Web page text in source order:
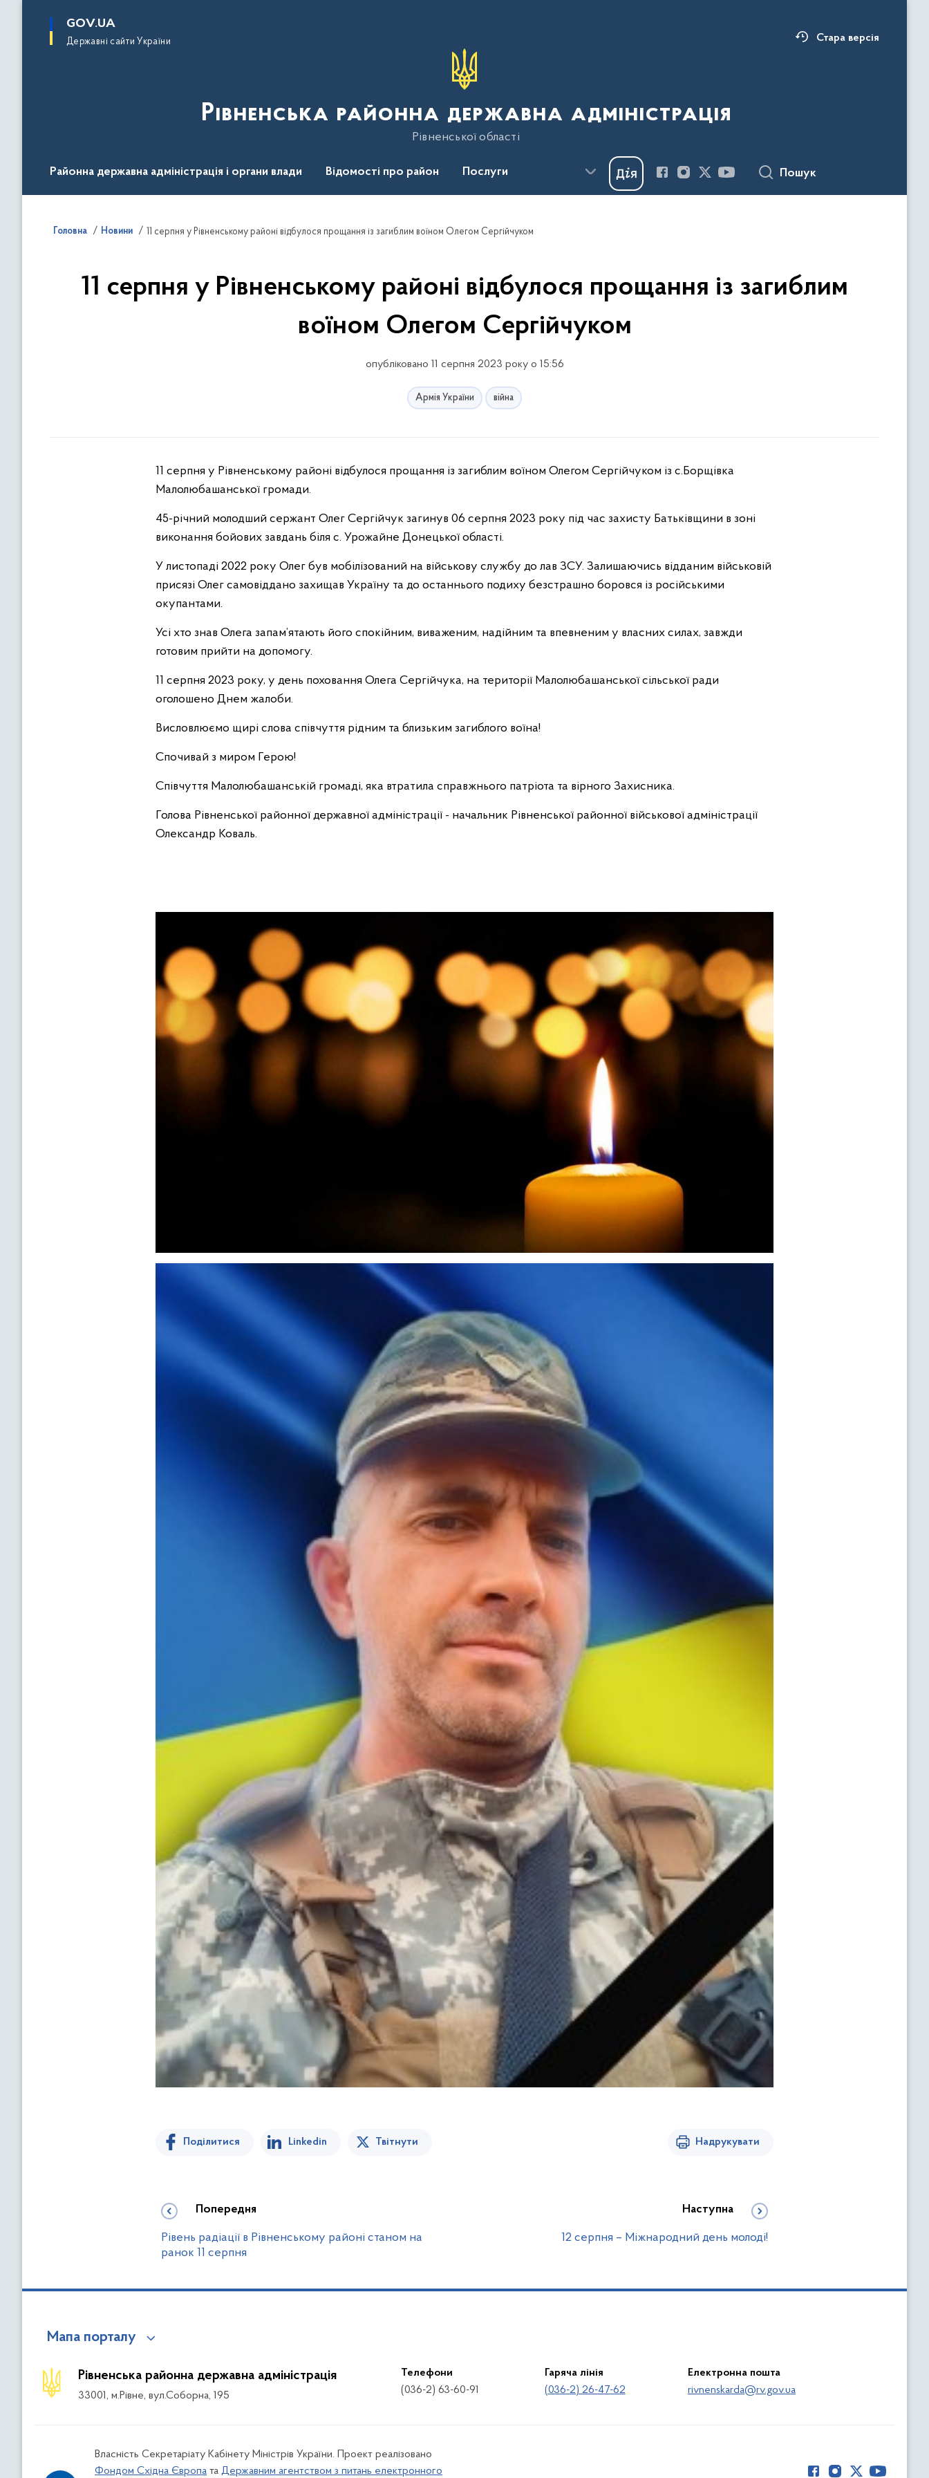
основного
GOV.UA
Державні сайти України Стара версія
Рівненська районна державна адміністрація
Рівненської області
Районна державна адміністрація і органи влади Відомості про район Послуги Пошук
Головна Новини 11 серпня у Рівненському районі відбулося прощання із загиблим воїном Олегом Сергійчуком
11 серпня у Рівненському районі відбулося прощання із загиблим
воїном Олегом Сергійчуком
опубліковано 11 серпня 2023 року о 15:56
Армія України війна
11 серпня у Рівненському районі відбулося прощання із загиблим воїном Олегом Сергійчуком із с.Борщівка
Малолюбашанської громади.
45-річний молодший сержант Олег Сергійчук загинув 06 серпня 2023 року під час захисту Батьківщини в зоні
виконання бойових завдань біля с. Урожайне Донецької області.
У листопаді 2022 року Олег був мобілізований на військову службу до лав ЗСУ. Залишаючись відданим військовій
присязі Олег самовіддано захищав Україну та до останнього подиху безстрашно боровся із російськими
окупантами.
Усі хто знав Олега запам’ятають його спокійним, виваженим, надійним та впевненим у власних силах, завжди
готовим прийти на допомогу.
11 серпня 2023 року, у день поховання Олега Сергійчука, на території Малолюбашанської сільської ради
оголошено Днем жалоби.
Висловлюємо щирі слова співчуття рідним та близьким загиблого воїна!
Спочивай з миром Герою!
Співчуття Малолюбашанській громаді, яка втратила справжнього патріота та вірного Захисника.
Голова Рівненської районної державної адміністрації - начальник Рівненської районної військової адміністрації
Олександр Коваль.
Поділитися Linkedin Твітнути Надрукувати
Попередня
Рівень радіації в Рівненському районі станом на
ранок 11 серпня
Наступна
12 серпня – Міжнародний день молоді!
Мапа порталу
Рівненська районна державна адміністрація
33001, м.Рівне, вул.Соборна, 195
Телефони
(036-2) 63-60-91
Гаряча лінія
(036-2) 26-47-62
Електронна пошта
rivnenskarda@rv.gov.ua
Власність Секретаріату Кабінету Міністрів України. Проект реалізовано
Фондом Східна Європа та Державним агентством з питань електронного